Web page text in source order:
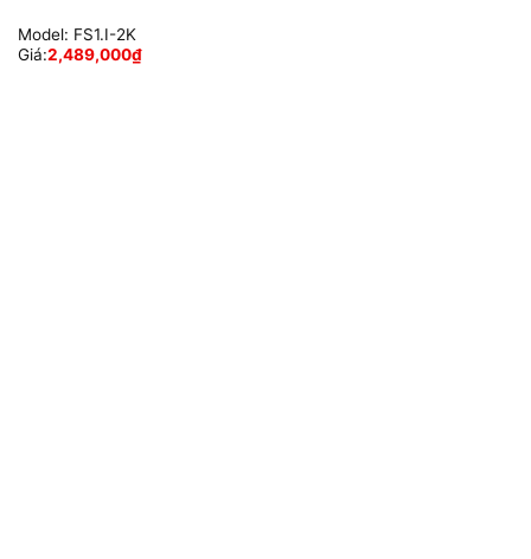
Model: FS1.I-2K
Giá:2,489,000₫